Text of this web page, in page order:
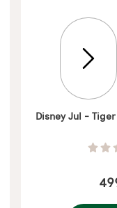
Disney Jul -